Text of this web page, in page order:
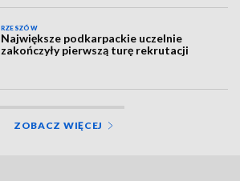
RZESZÓW
Największe podkarpackie uczelnie
zakończyły pierwszą turę rekrutacji
ZOBACZ WIĘCEJ